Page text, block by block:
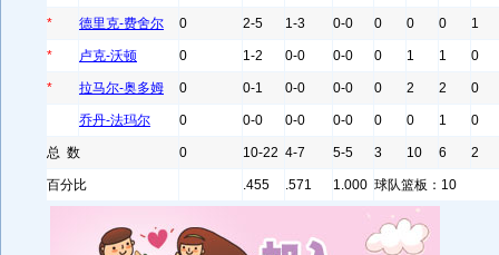
* 德里克-费舍尔 0 2-5 1-3 0-0 0 0 0 1
* 卢克-沃顿 0 1-2 0-0 0-0 0 1 1 0
* 拉马尔-奥多姆 0 0-1 0-0 0-0 0 2 2 0
乔丹-法玛尔 0 0-0 0-0 0-0 0 0 1 0
总 数 0 10-22 4-7 5-5 3 10 6 2
百分比 .455 .571 1.000 球队篮板：10